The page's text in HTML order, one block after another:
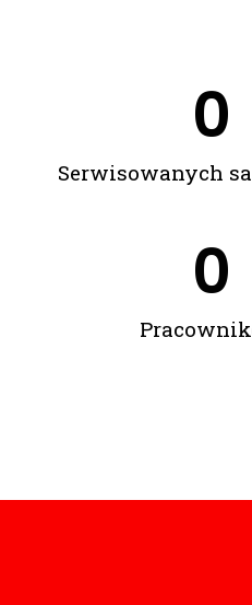
0
Serwisowanych
0